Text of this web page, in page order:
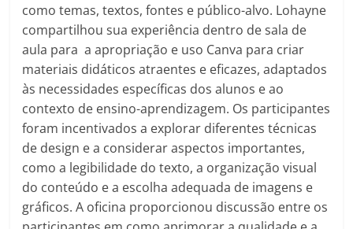
como temas, textos, fontes e público-alvo. Lohayne
compartilhou sua experiência dentro de sala de
aula para a apropriação e uso Canva para criar
materiais didáticos atraentes e eficazes, adaptados
às necessidades específicas dos alunos e ao
contexto de ensino-aprendizagem. Os participantes
foram incentivados a explorar diferentes técnicas
de design e a considerar aspectos importantes,
como a legibilidade do texto, a organização visual
do conteúdo e a escolha adequada de imagens e
gráficos. A oficina proporcionou discussão entre os